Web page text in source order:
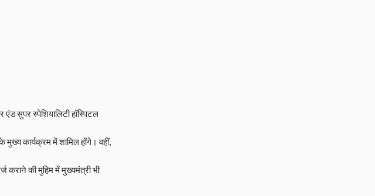
एंड सुपर स्पेशियालिटी हॉस्पिटल
मुख्य कार्यक्रम में शामिल होंगे। वहीं,
कराने की मुहिम में मुख्यमंत्री भी